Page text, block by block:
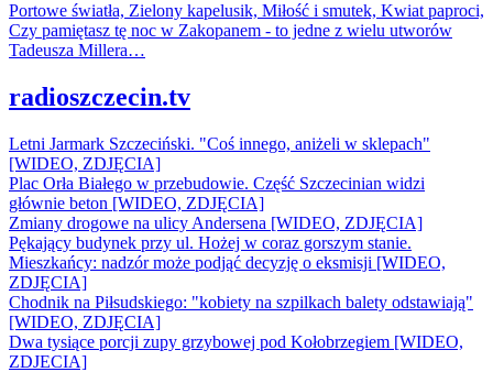
Portowe światła, Zielony kapelusik, Miłość i smutek, Kwiat paproci,
Czy pamiętasz tę noc w Zakopanem - to jedne z wielu utworów
Tadeusza Millera…
radioszczecin.tv
Letni Jarmark Szczeciński. "Coś innego, aniżeli w sklepach"
[WIDEO, ZDJĘCIA]
Plac Orła Białego w przebudowie. Część Szczecinian widzi
głównie beton [WIDEO, ZDJĘCIA]
Zmiany drogowe na ulicy Andersena [WIDEO, ZDJĘCIA]
Pękający budynek przy ul. Hożej w coraz gorszym stanie.
Mieszkańcy: nadzór może podjąć decyzję o eksmisji [WIDEO,
ZDJĘCIA]
Chodnik na Piłsudskiego: "kobiety na szpilkach balety odstawiają"
[WIDEO, ZDJĘCIA]
Dwa tysiące porcji zupy grzybowej pod Kołobrzegiem [WIDEO,
ZDJECIA]